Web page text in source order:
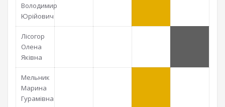
Володимир
Юрійович
Лісогор
Олена
Яківна
Мельник
Марина
Гурамівна